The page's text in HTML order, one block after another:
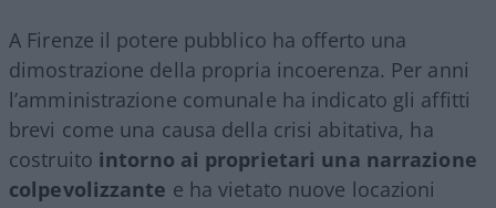
A Firenze il potere pubblico ha offerto una
dimostrazione della propria incoerenza. Per anni
l’amministrazione comunale ha indicato gli affitti
brevi come una causa della crisi abitativa, ha
costruito intorno ai proprietari una narrazione
colpevolizzante e ha vietato nuove locazioni